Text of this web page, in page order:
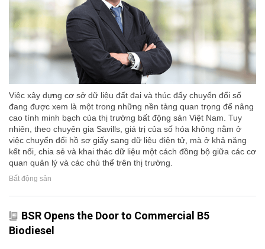
Việc xây dựng cơ sở dữ liệu đất đai và thúc đẩy chuyển đổi số
đang được xem là một trong những nền tảng quan trọng để nâng
cao tính minh bạch của thị trường bất động sản Việt Nam. Tuy
nhiên, theo chuyên gia Savills, giá trị của số hóa không nằm ở
việc chuyển đổi hồ sơ giấy sang dữ liệu điện tử, mà ở khả năng
kết nối, chia sẻ và khai thác dữ liệu một cách đồng bộ giữa các cơ
quan quản lý và các chủ thể trên thị trường.
Bất động sản
BSR Opens the Door to Commercial B5
Biodiesel